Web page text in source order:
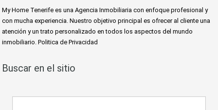
My Home Tenerife es una Agencia Inmobiliaria con enfoque profesional y
con mucha experiencia. Nuestro objetivo principal es ofrecer al cliente una
atención y un trato personalizado en todos los aspectos del mundo
inmobiliario. Politica de Privacidad
Buscar en el sitio